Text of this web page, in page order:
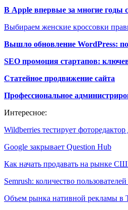
В Apple впервые за многие годы
Выбираем женские кроссовки
Вышло обновление WordPress:
SEO промоция стартапов:
Статейное продвижение сайта
Профессиональное
Интересное:
Wildberries тестирует фоторедактор
Google закрывает Question Hub
Как начать продавать на рынке
Semrush: количество
Объем рынка нативной рекламы в